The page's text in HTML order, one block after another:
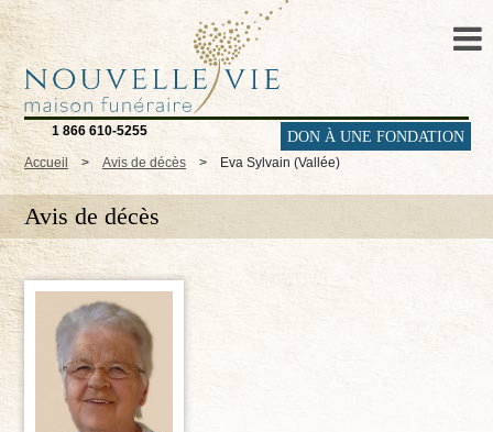
1 866 610-5255 DON À UNE FONDATION
Accueil > Avis de décès > Eva Sylvain (Vallée)
Avis de décès